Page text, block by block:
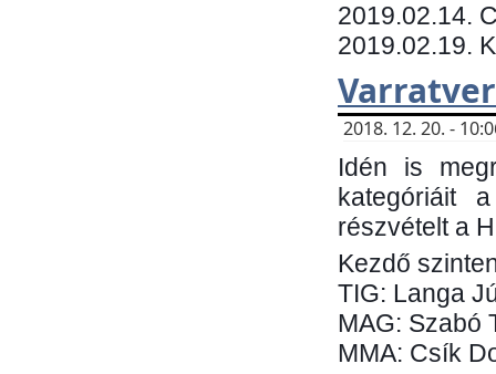
2019.02.14.
2019.02.19.
2018. 12. 20. -
Idén is
kategóriáit
részvételt a
Kezdő
TIG: Langa
MAG: Szabó
MMA: Csík